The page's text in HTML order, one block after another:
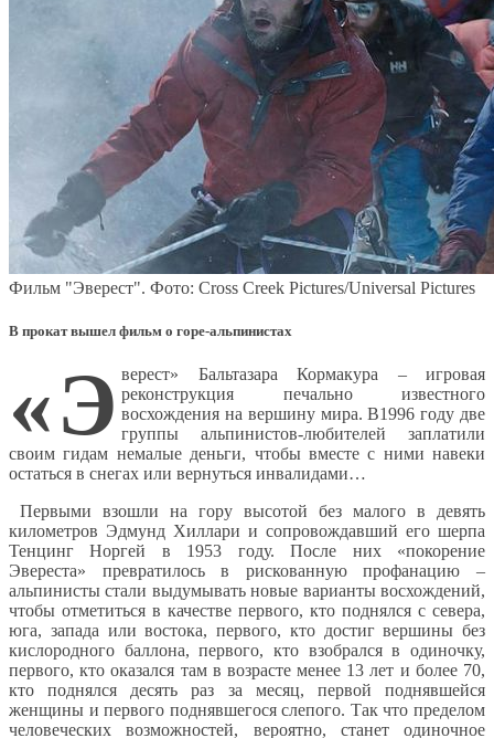
Фильм "Эверест". Фото: Cross Creek Pictures/Universal Pictures
В прокат вышел фильм о горе-альпинистах
«Э верест» Бальтазара Кормакура – игровая
реконструкция печально известного
восхождения на вершину мира. В1996 году две
группы альпинистов-любителей заплатили
своим гидам немалые деньги, чтобы вместе с ними навеки
остаться в снегах или вернуться инвалидами…
Первыми взошли на гору высотой без малого в девять
километров Эдмунд Хиллари и сопровождавший его шерпа
Тенцинг Норгей в 1953 году. После них «покорение
Эвереста» превратилось в рискованную профанацию –
альпинисты стали выдумывать новые варианты восхождений,
чтобы отметиться в качестве первого, кто поднялся с севера,
юга, запада или востока, первого, кто достиг вершины без
кислородного баллона, первого, кто взобрался в одиночку,
первого, кто оказался там в возрасте менее 13 лет и более 70,
кто поднялся десять раз за месяц, первой поднявшейся
женщины и первого поднявшегося слепого. Так что пределом
человеческих возможностей, вероятно, станет одиночное